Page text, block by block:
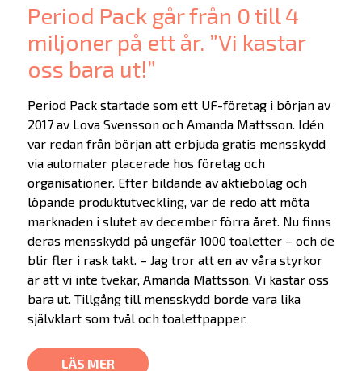
Period Pack går från 0 till 4
miljoner på ett år. ”Vi kastar
oss bara ut!”
Period Pack startade som ett UF-företag i början av
2017 av Lova Svensson och Amanda Mattsson. Idén
var redan från början att erbjuda gratis mensskydd
via automater placerade hos företag och
organisationer. Efter bildande av aktiebolag och
löpande produktutveckling, var de redo att möta
marknaden i slutet av december förra året. Nu finns
deras mensskydd på ungefär 1000 toaletter – och de
blir fler i rask takt. – Jag tror att en av våra styrkor
är att vi inte tvekar, Amanda Mattsson. Vi kastar oss
bara ut. Tillgång till mensskydd borde vara lika
självklart som tvål och toalettpapper.
LÄS MER